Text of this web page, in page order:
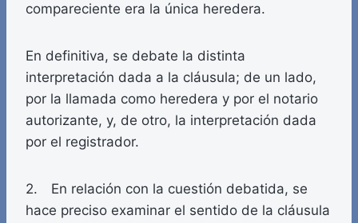
compareciente era la única heredera.
En definitiva, se debate la distinta
interpretación dada a la cláusula; de un lado,
por la llamada como heredera y por el notario
autorizante, y, de otro, la interpretación dada
por el registrador.
2. En relación con la cuestión debatida, se
hace preciso examinar el sentido de la cláusula